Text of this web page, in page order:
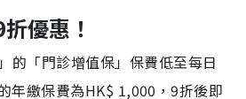
優惠！
的「門診增值保」保費低至每日
年繳保費為HK$ 1,000，9折後即